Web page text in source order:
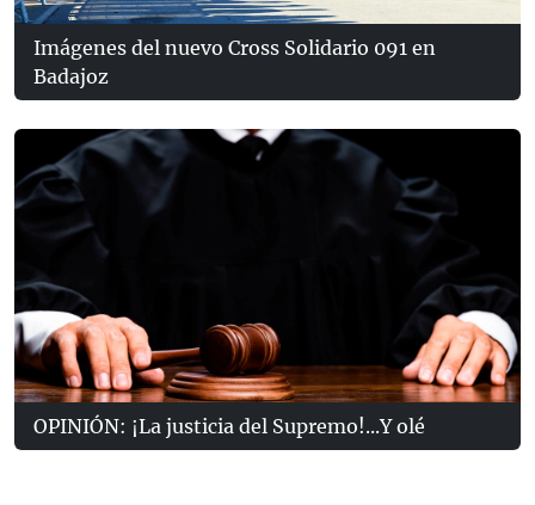
Imágenes del nuevo Cross Solidario 091 en
Badajoz
OPINIÓN: ¡La justicia del Supremo!...Y olé